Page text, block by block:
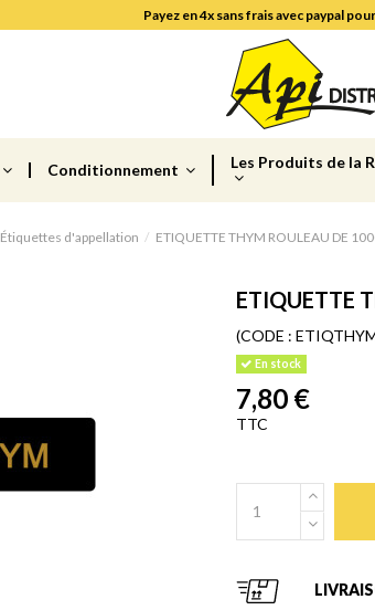
Payez en 4x sans frais avec paypal
Conditionnement Les Produits de la
Étiquettes d'appellation ETIQUETTE THYM ROULEAU DE
ETIQUETTE
(CODE :
En stock
7,80 €
TTC